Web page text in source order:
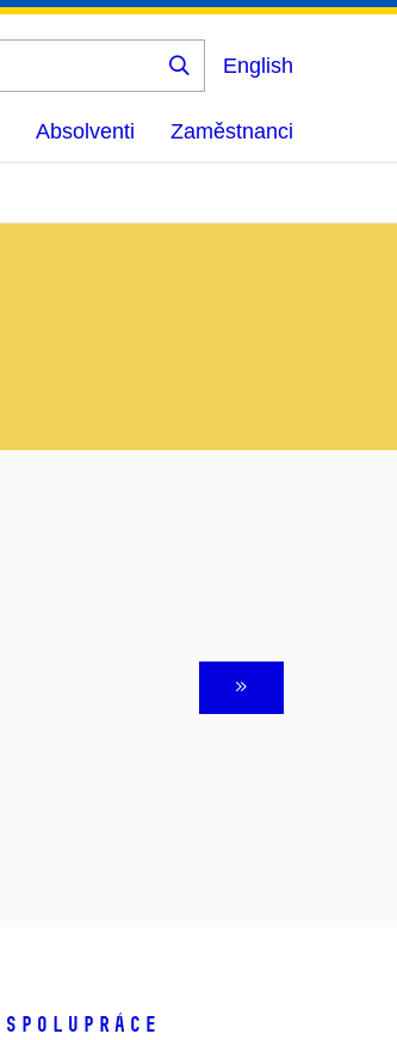
Vyhledat
English
Absolventi Zaměstnanci
SPOLUPRÁCE